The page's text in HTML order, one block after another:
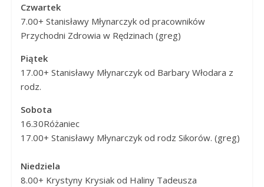
Czwartek
7.00​​+ Stanisławy Młynarczyk od pracowników
Przychodni Zdrowia w Rędzinach (greg)
Piątek
17.00​​+ Stanisławy Młynarczyk od Barbary Włodara z
rodz.
Sobota
16.30​​Różaniec
17.00​​+ Stanisławy Młynarczyk od rodz Sikorów. (greg)
Niedziela
8.00​+ Krystyny Krysiak od Haliny Tadeusza